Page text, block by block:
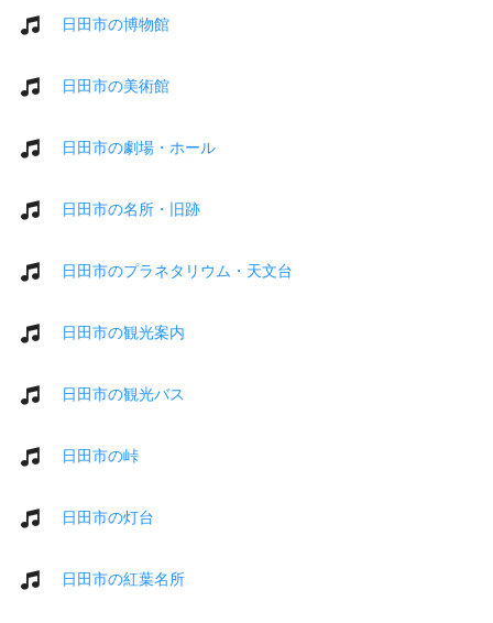
日田市の博物館
日田市の美術館
日田市の劇場・ホール
日田市の名所・旧跡
日田市のプラネタリウム・天文台
日田市の観光案内
日田市の観光バス
日田市の峠
日田市の灯台
日田市の紅葉名所